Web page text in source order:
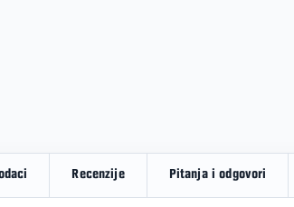
Recenzije Pitanja i odgovori